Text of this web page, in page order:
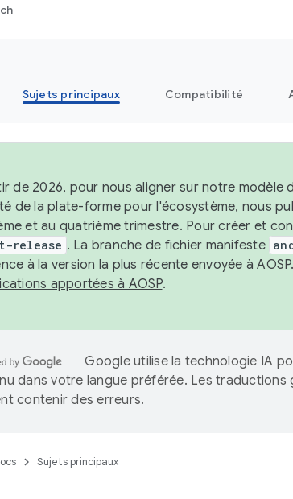
Sujets principaux Compatibilité
de 2026, pour nous aligner sur notre modèle
de la plate-forme pour l'écosystème, nous
et au quatrième trimestre. Pour créer et
release . La branche de fichier manifeste
à la version la plus récente envoyée à
apportées à AOSP.
Google utilise la technologie IA
dans votre langue préférée. Les traductions
contenir des erreurs.
Sujets principaux